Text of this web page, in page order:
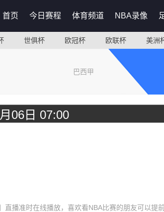
首页 今日赛程 体育频道 NBA录像
世俱杯 欧冠杯 欧联杯 美洲
巴西甲
06日 07:00
播准时在线播放，喜欢看NBA比赛的朋友可以提